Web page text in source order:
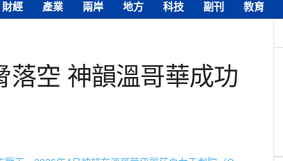
財經 產業 兩岸 地方 科技 副刊 教育
落空 神韻溫哥華成功